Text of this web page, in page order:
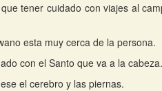
tener cuidado con viajes al
esta muy cerca de la persona.
con el Santo que va a la
el cerebro y las piernas.